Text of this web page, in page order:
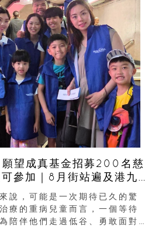
望成真基金招募200名慈
參加｜8月街站遍及港九
說，可能是一次期待已久的驚
療的重病兒童而言，一個等待
陪伴他們走過低谷、勇敢面對